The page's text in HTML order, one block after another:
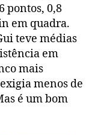
pontos, 0,8
em quadra.
teve médias
em
mais
menos de
é um bom